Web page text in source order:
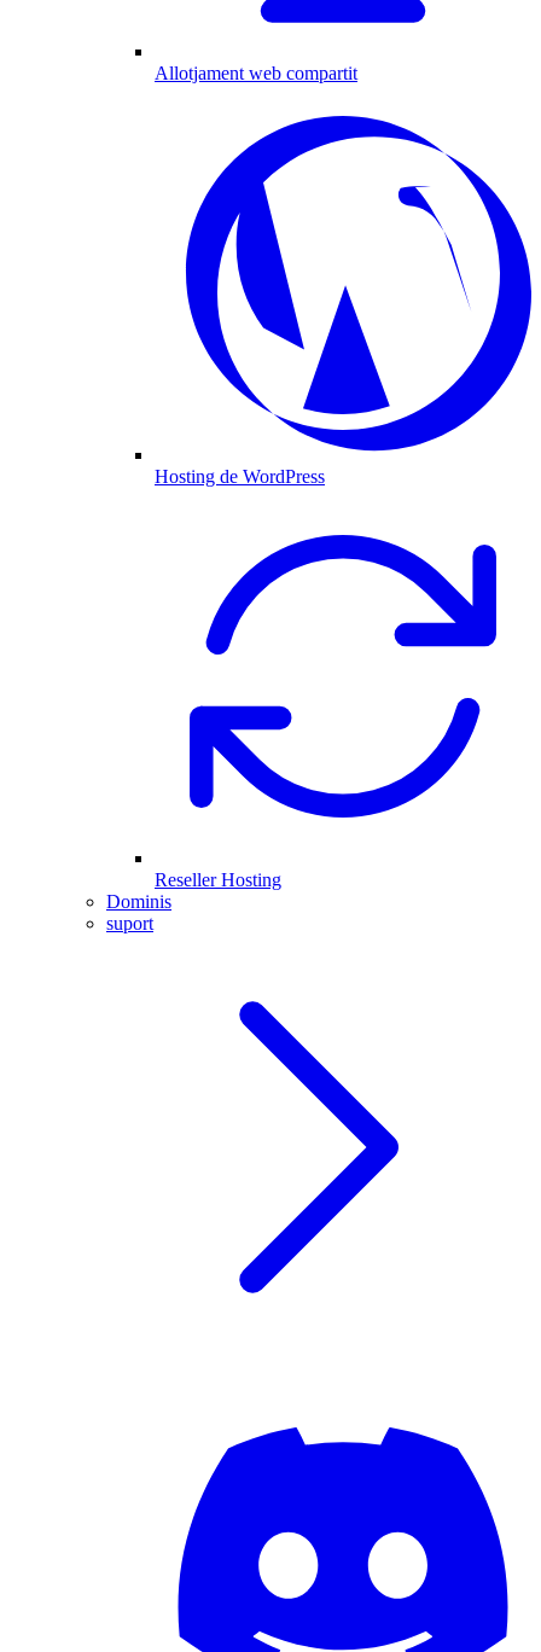
Allotjament web compartit
Hosting de WordPress
Reseller Hosting
Dominis
suport